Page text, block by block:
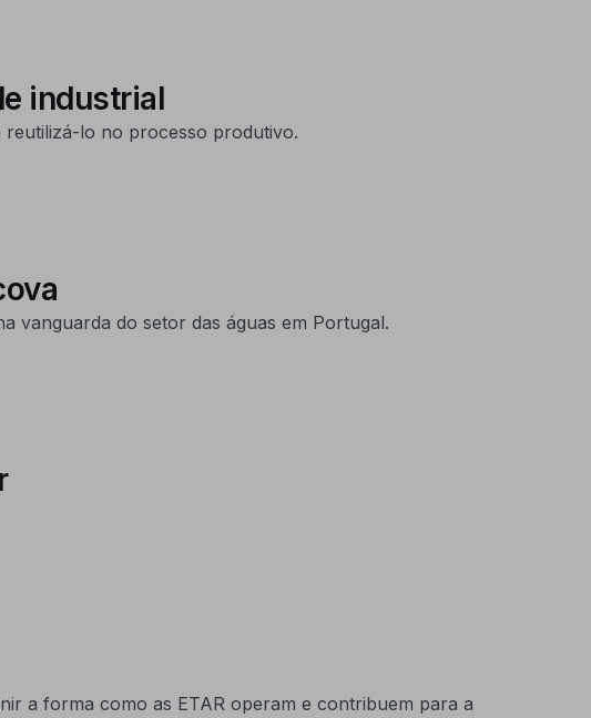
industrial
lo no processo produtivo.
vanguarda do setor das águas em Portugal.
a forma como as ETAR operam e contribuem para a